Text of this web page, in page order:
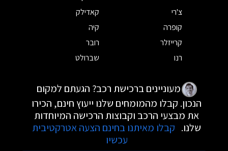
צ'רי
קאדילק
קופרה
קיה
קרייזלר
רובר
רנו
שברולט
מעוניינים ברכישת רכב? הגעתם למקום
הנכון. קבלו מהמומחים שלנו ייעוץ חינם, הכירו
את מבצעי הרכב וקבוצות הרכישה המיוחדות
שלנו. קבלו מאיתנו בחינם הצעה אטרקטיבית
עכשיו